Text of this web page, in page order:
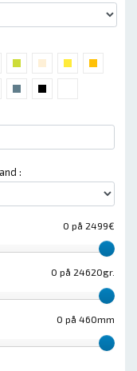
:
0 på 2499€
0 på 24620gr.
0 på 460mm